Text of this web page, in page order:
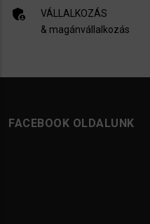
admin_panel_settings
VÁLLALKOZÁS
& magánvállalkozás
FACEBOOK OLDALUNK